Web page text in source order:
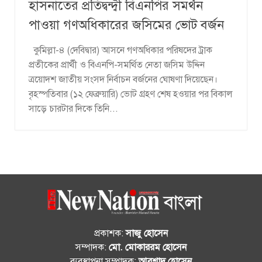
হাসনাতের প্রতিদ্বন্দ্বী বিএনপির সমর্থন
পাওয়া গণঅধিকারের জসিমের ভোট বর্জন
কুমিল্লা-৪ (দেবিদ্বার) আসনে গণঅধিকার পরিষদের ট্রাক
প্রতীকের প্রার্থী ও বিএনপি-সমর্থিত নেতা জসিম উদ্দিন
ত্রয়োদশ জাতীয় সংসদ নির্বাচন বর্জনের ঘোষণা দিয়েছেন।
বৃহস্পতিবার (১২ ফেব্রুয়ারি) ভোট গ্রহণ শেষ হওয়ার পর বিকাল
সাড়ে চারটার দিকে তিনি...
প্রকাশক:সাজু হোসেন
সম্পাদক: মো. মোকাররম হোসেন